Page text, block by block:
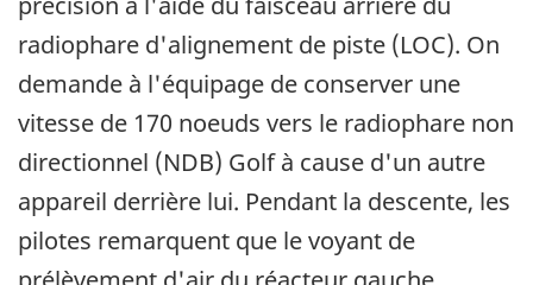
radiophare d'alignement de piste (LOC). On
demande à l'équipage de conserver une
vitesse de 170 noeuds vers le radiophare non
directionnel (NDB) Golf à cause d'un autre
appareil derrière lui. Pendant la descente, les
pilotes remarquent que le voyant de